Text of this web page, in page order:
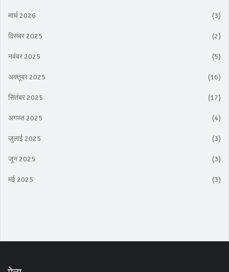
मार्च 2026 (3)
दिसंबर 2025 (2)
नवंबर 2025 (5)
अक्तूबर 2025 (16)
सितंबर 2025 (17)
अगस्त 2025 (4)
जुलाई 2025 (3)
जून 2025 (3)
मई 2025 (3)